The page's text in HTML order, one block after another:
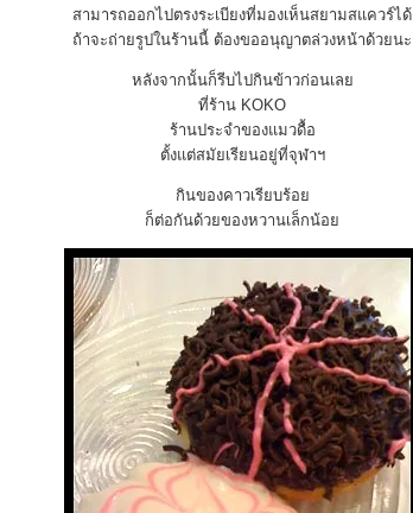
สามารถออกไปตรงระเบียงที่มองเห็นสยามสแควร์ได้
ถ้าจะถ่ายรูปในร้านนี้ ต้องขออนุญาตล่วงหน้าด้วยนะ
หลังจากนั้นก็รีบไปกินข้าวก่อนเลย
ที่ร้าน KOKO
ร้านประจำของแมวดื้อ
ตั้งแต่สมัยเรียนอยู่ที่จุฬาฯ
กินของคาวเรียบร้อย
ก็ต่อกันด้วยของหวานเล็กน้อย